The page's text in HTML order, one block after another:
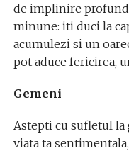
de implinire
minune: iti duci la
acumulezi si un
pot aduce fericirea,
Gemeni
Astepti cu sufletul
viata ta